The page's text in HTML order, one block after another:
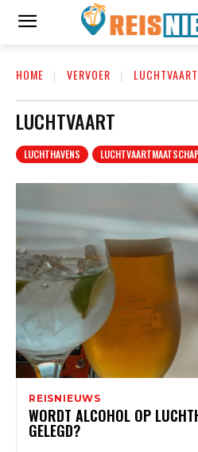
HOME VERVOER LUCHTVAART
LUCHTVAART
LUCHTHAVENS
REISNIEUWS
WORDT ALCOHOL OP
GELEGD?